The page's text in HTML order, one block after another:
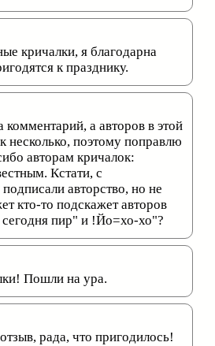
кричалки, я благодарна
к празднику.
комментарий, а авторов в этой
несколько, поэтому поправлю
авторам кричалок:
Кстати, с
авторство, но не
кто-то подскажет авторов
пир" и !Йо=хо-хо"?
Пошли на ура.
рада, что пригодилось!